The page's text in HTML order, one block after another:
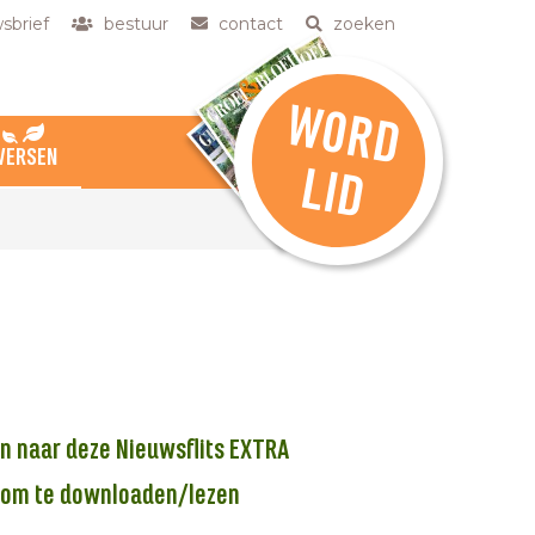
bestuur contact zoeken
W
O
R
D
L
ID
naar deze Nieuwsflits EXTRA
om te downloaden/lezen